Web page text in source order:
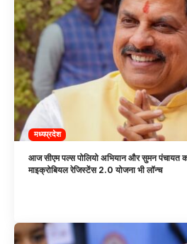
मध्यप्रदेश
आज सीएम पल्स पोलियो अभियान और सुमन पंचायत
माइक्रोबियल रेजिस्टेंस 2.0 योजना भी लॉन्च